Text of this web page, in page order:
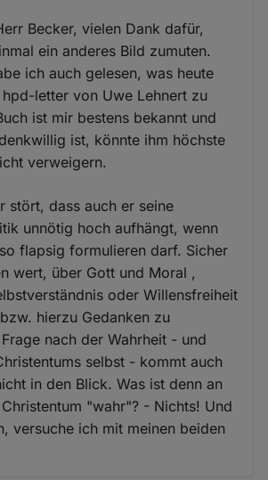
Becker, vielen Dank dafür,
ein anderes Bild zumuten.
ich auch gelesen, was heute
letter von Uwe Lehnert zu
ist mir bestens bekannt und
ist, könnte ihm höchste
verweigern.
stört, dass auch er seine
unnötig hoch aufhängt, wenn
flapsig formulieren darf. Sicher
wert, über Gott und Moral ,
oder Willensfreiheit
hierzu Gedanken zu
nach der Wahrheit - und
selbst - kommt auch
in den Blick. Was ist denn an
"wahr"? - Nichts! Und
versuche ich mit meinen beiden